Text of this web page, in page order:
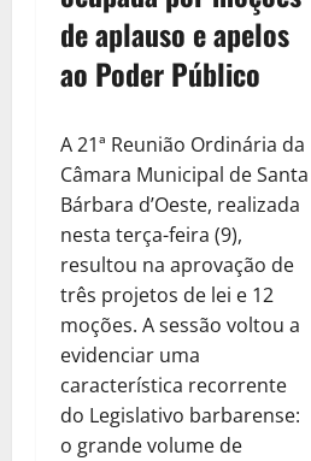
de aplauso e apelos
ao Poder Público
A 21ª Reunião Ordinária da
Câmara Municipal de Santa
Bárbara d’Oeste, realizada
nesta terça-feira (9),
resultou na aprovação de
três projetos de lei e 12
moções. A sessão voltou a
evidenciar uma
característica recorrente
do Legislativo barbarense:
o grande volume de